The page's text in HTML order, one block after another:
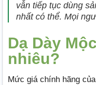
vẫn tiếp tục dùng
nhất có thể. Mọi
Dạ Dày
nhiêu?
Mức giá chính hãng